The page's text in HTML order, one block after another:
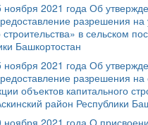
2021 года Об
разрешения
в сельском
Башкортостан
2021 года Об
разрешения
объектов капитального
район Республики
2021 года О